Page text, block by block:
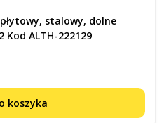
płytowy, stalowy, dolne
Kod ALTH-222129
koszyka